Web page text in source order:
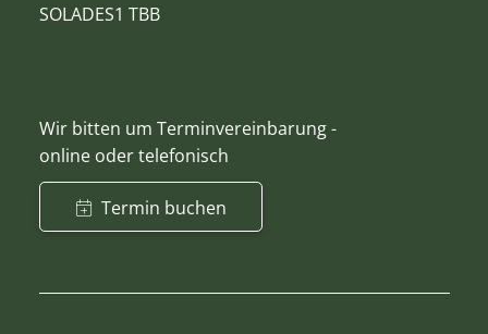
SOLADES1 TBB
Wir bitten um Terminvereinbarung -
online oder telefonisch
Termin buchen